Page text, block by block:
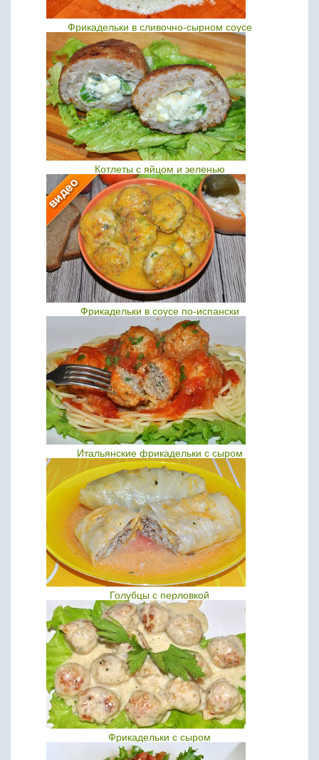
Фрикадельки в сливочно-сырном соусе
Котлеты с яйцом и зеленью
Фрикадельки в соусе по-испански
Итальянские фрикадельки с сыром
Голубцы с перловкой
Фрикадельки с сыром